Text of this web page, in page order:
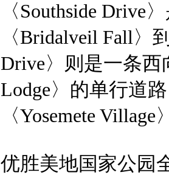
〈Southside Drive
〈Bridalveil Fall〉
Drive〉则是一条西
Lodge〉的单行道
〈Yosemete
优胜美地国家公园